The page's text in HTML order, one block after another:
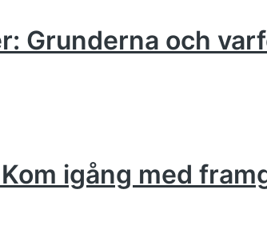
Grunderna och
igång med